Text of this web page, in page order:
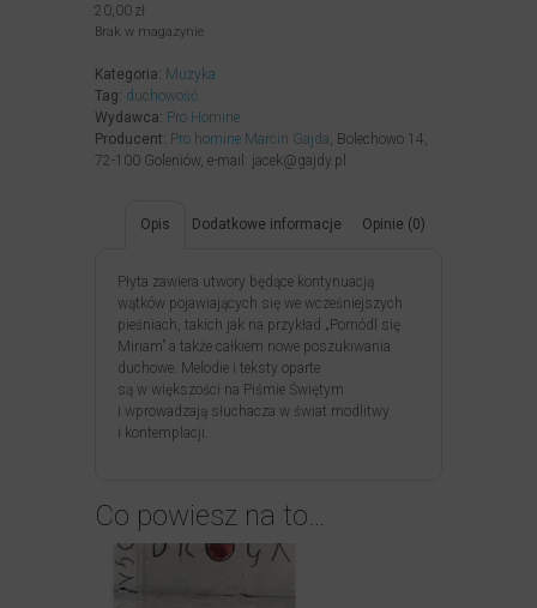
20,00 zł
Brak w magazynie
Kategoria: Muzyka
Tag: duchowość
Wydawca: Pro Homine
Producent: Pro homine Marcin Gajda , Bolechowo 14,
72-100 Goleniów, e-mail: jacek@gajdy.pl
Opis Dodatkowe informacje Opinie (0)
Płyta zawiera utwory będące kontynuacją
wątków pojawiających się we wcześniejszych
pieśniach, takich jak na przykład „Pomódl się
Miriam” a także całkiem nowe poszukiwania
duchowe. Melodie i teksty oparte
są w większości na Piśmie Świętym
i wprowadzają słuchacza w świat modlitwy
i kontemplacji.
Co powiesz na to…